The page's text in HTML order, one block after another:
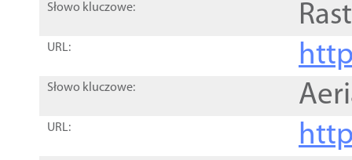
Słowo kluczowe:
URL:
Słowo kluczowe:
URL: